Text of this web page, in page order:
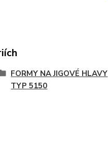
FORMY NA JIGOVÉ HLAVY
TYP 5150